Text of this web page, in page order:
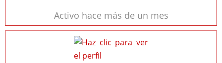
Activo hace más de un mes